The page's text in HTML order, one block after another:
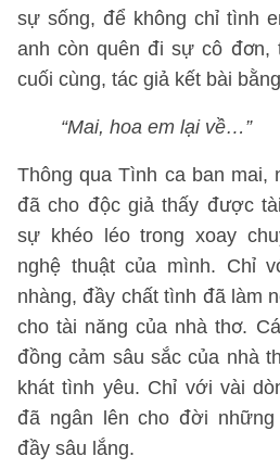
sự sống, để không chỉ tình
anh còn quên đi sự cô đơn,
cuối cùng, tác giả kết bài
“Mai, hoa em lại về…”
Thông qua Tình ca ban mai,
đã cho độc giả thấy được
sự khéo léo trong xoay
nghệ thuật của mình. Chỉ
nhàng, đầy chất tình đã làm
cho tài năng của nhà thơ.
đồng cảm sâu sắc của nhà
khát tình yêu. Chỉ với vài
đã ngân lên cho đời những
đầy sâu lắng.